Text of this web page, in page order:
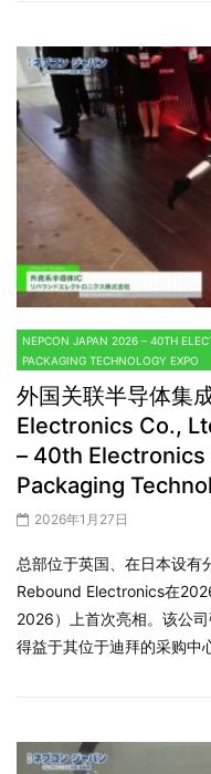
NEPCON JAPAN 2026 – 40TH
PACKAGING TECHNOLOGY EXPO
外国关联半导体集
Electronics Co.,
– 40th Electronics
Packaging
2026年1月27日
总部位于英国、在日本设有
Rebound Electronics在
2026）上首次亮相。该公
得益于其位于迪拜的采购中